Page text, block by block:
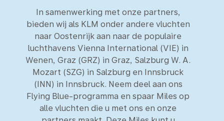
In samenwerking met onze partners,
bieden wij als KLM onder andere vluchten
naar Oostenrijk aan naar de populaire
luchthavens Vienna International (VIE) in
Wenen, Graz (GRZ) in Graz, Salzburg W. A.
Mozart (SZG) in Salzburg en Innsbruck
(INN) in Innsbruck. Neem deel aan ons
Flying Blue-programma en spaar Miles op
alle vluchten die u met ons en onze